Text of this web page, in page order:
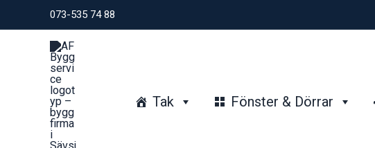
till
073-535 74 88
Tak Fönster & Dörrar